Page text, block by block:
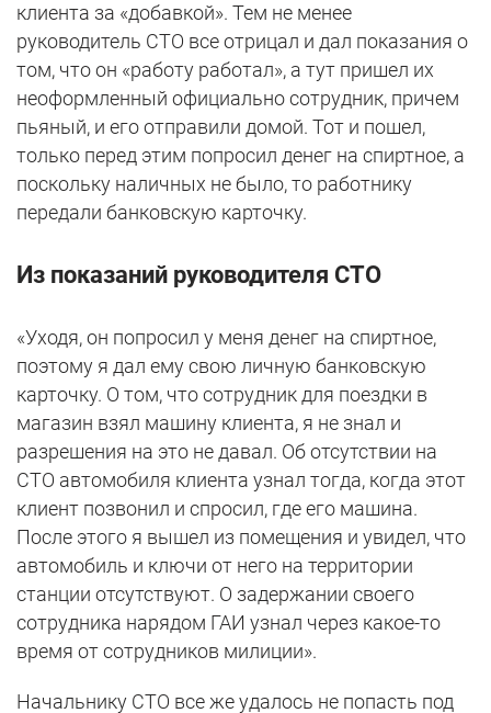
клиента за «добавкой». Тем не менее
руководитель СТО все отрицал и дал показания о
том, что он «работу работал», а тут пришел их
неоформленный официально сотрудник, причем
пьяный, и его отправили домой. Тот и пошел,
только перед этим попросил денег на спиртное, а
поскольку наличных не было, то работнику
передали банковскую карточку.
Из показаний руководителя СТО
«Уходя, он попросил у меня денег на спиртное,
поэтому я дал ему свою личную банковскую
карточку. О том, что сотрудник для поездки в
магазин взял машину клиента, я не знал и
разрешения на это не давал. Об отсутствии на
СТО автомобиля клиента узнал тогда, когда этот
клиент позвонил и спросил, где его машина.
После этого я вышел из помещения и увидел, что
автомобиль и ключи от него на территории
станции отсутствуют. О задержании своего
сотрудника нарядом ГАИ узнал через какое-то
время от сотрудников милиции».
Начальнику СТО все же удалось не попасть под